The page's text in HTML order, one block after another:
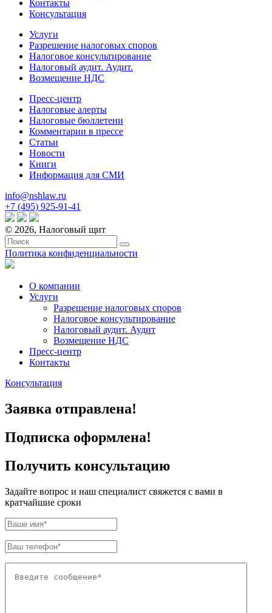
Контакты
Консультация
Услуги
Разрешение налоговых споров
Налоговое консультирование
Налоговый аудит. Аудит.
Возмещение НДС
Пресс-центр
Налоговые алерты
Налоговые бюллетени
Комментарии в прессе
Статьи
Новости
Книги
Информация для СМИ
info@nshlaw.ru
+7 (495) 925-91-41
© 2026, Налоговый щит
Политика конфиденциальности
О компании
Услуги
Разрешение налоговых споров
Налоговое консультирование
Налоговый аудит. Аудит
Возмещение НДС
Пресс-центр
Контакты
Консультация
Заявка отправлена!
Подписка оформлена!
Получить консультацию
Задайте вопрос и наш специалист свяжется с вами в
кратчайшие сроки